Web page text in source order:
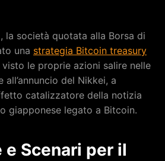
la società quotata alla Borsa di
una strategia Bitcoin treasury
visto le proprie azioni salire nelle
all’annuncio del Nikkei, a
catalizzatore della notizia
giapponese legato a Bitcoin.
Scenari per il